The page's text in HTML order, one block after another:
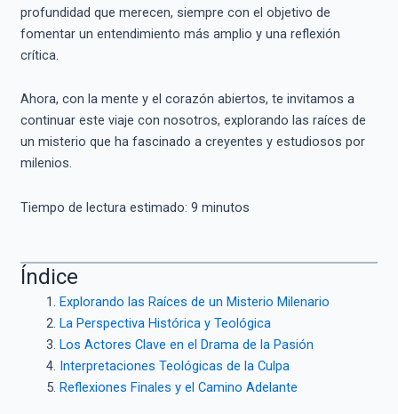
profundidad que merecen, siempre con el objetivo de
fomentar un entendimiento más amplio y una reflexión
crítica.
Ahora, con la mente y el corazón abiertos, te invitamos a
continuar este viaje con nosotros, explorando las raíces de
un misterio que ha fascinado a creyentes y estudiosos por
milenios.
Tiempo de lectura estimado: 9 minutos
Índice
Explorando las Raíces de un Misterio Milenario
La Perspectiva Histórica y Teológica
Los Actores Clave en el Drama de la Pasión
Interpretaciones Teológicas de la Culpa
Reflexiones Finales y el Camino Adelante